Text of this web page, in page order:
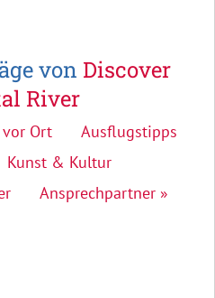
von Discover
River
Ort
Ausflugstipps
Kunst & Kultur
Ansprechpartner »